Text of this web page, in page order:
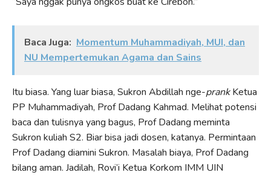
Baca Juga: Momentum Muhammadiyah, MUI, dan
NU Mempertemukan Agama dan Sains
Itu biasa. Yang luar biasa, Sukron Abdillah nge-prankKetua
PP Muhammadiyah, Prof Dadang Kahmad. Melihat potensi
baca dan tulisnya yang bagus, Prof Dadang meminta
Sukron kuliah S2. Biar bisa jadi dosen, katanya. Permintaan
Prof Dadang diamini Sukron. Masalah biaya, Prof Dadang
bilang aman. Jadilah, Rovi’i Ketua Korkom IMM UIN